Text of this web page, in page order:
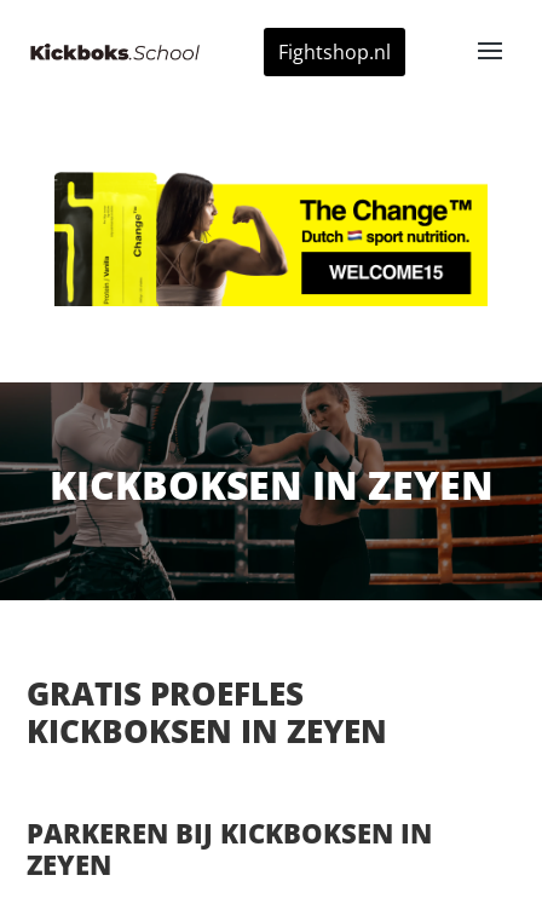
Fightshop.nl
KICKBOKSEN IN ZEYEN
GRATIS PROEFLES
KICKBOKSEN IN ZEYEN
PARKEREN BIJ KICKBOKSEN IN
ZEYEN